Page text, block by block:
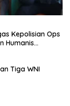
Kepolisian Ops
Humanis
Tiga WNI